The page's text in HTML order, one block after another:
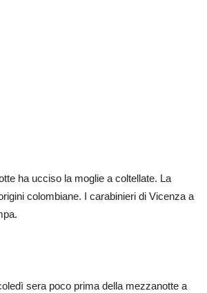
ha ucciso la moglie a coltellate. La
colombiane. I carabinieri di Vicenza a
sera poco prima della mezzanotte a